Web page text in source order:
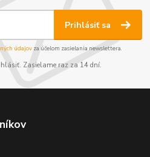
Prihlásiť sa
údajov za účelom zasielania newslettera.
Zasielame raz za 14 dní.